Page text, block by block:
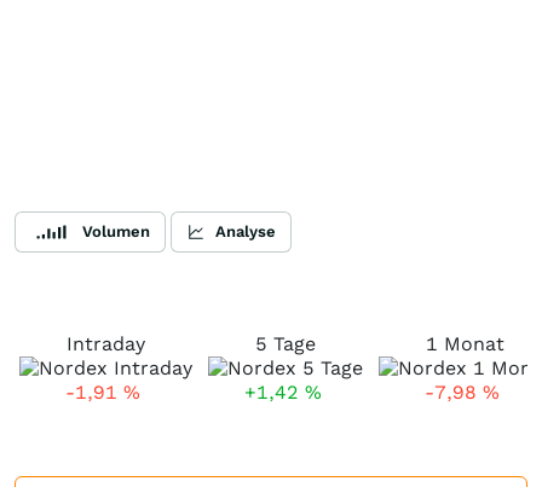
Volumen Analyse
Intraday
-1,91 %
5 Tage
+1,42 %
1 Monat
-7,98 %